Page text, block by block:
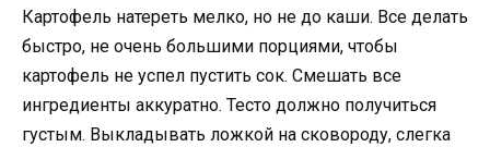
Картофель натереть мелко, но не до каши. Все делать
быстро, не очень большими порциями, чтобы
картофель не успел пустить сок. Смешать все
ингредиенты аккуратно. Тесто должно получиться
густым. Выкладывать ложкой на сковороду, слегка